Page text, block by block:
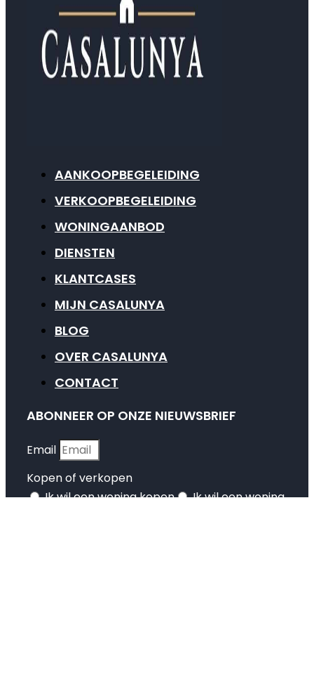
AANKOOPBEGELEIDING
VERKOOPBEGELEIDING
WONINGAANBOD
DIENSTEN
KLANTCASES
MIJN CASALUNYA
BLOG
OVER CASALUNYA
CONTACT
ABONNEER OP ONZE NIEUWSBRIEF
Email
Kopen of verkopen
Ik wil een woning kopen
Ik wil een woning